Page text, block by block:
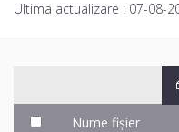
Ultima actualizare : 07-08-
Nume fișier